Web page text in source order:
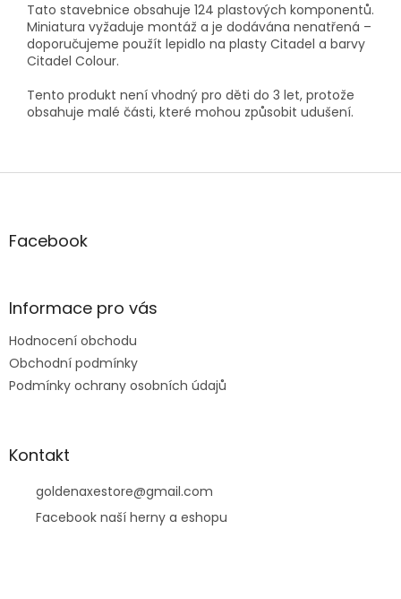
Tato stavebnice obsahuje 124 plastových komponentů.
Miniatura vyžaduje montáž a je dodávána nenatřená –
doporučujeme použít lepidlo na plasty Citadel a barvy
Citadel Colour.
Tento produkt není vhodný pro děti do 3 let, protože
obsahuje malé části, které mohou způsobit udušení.
Z
aFacebook
Informace pro vás
Hodnocení obchodu
Obchodní podmínky
Podmínky ochrany osobních údajů
Kontakt
goldenaxestore@gmail.com
Facebook naší herny a eshopu